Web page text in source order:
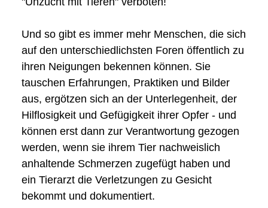
Und so gibt es immer mehr Menschen, die sich
auf den unterschiedlichsten Foren öffentlich zu
ihren Neigungen bekennen können. Sie
tauschen Erfahrungen, Praktiken und Bilder
aus, ergötzen sich an der Unterlegenheit, der
Hilflosigkeit und Gefügigkeit ihrer Opfer - und
können erst dann zur Verantwortung gezogen
werden, wenn sie ihrem Tier nachweislich
anhaltende Schmerzen zugefügt haben und
ein Tierarzt die Verletzungen zu Gesicht
bekommt und dokumentiert.